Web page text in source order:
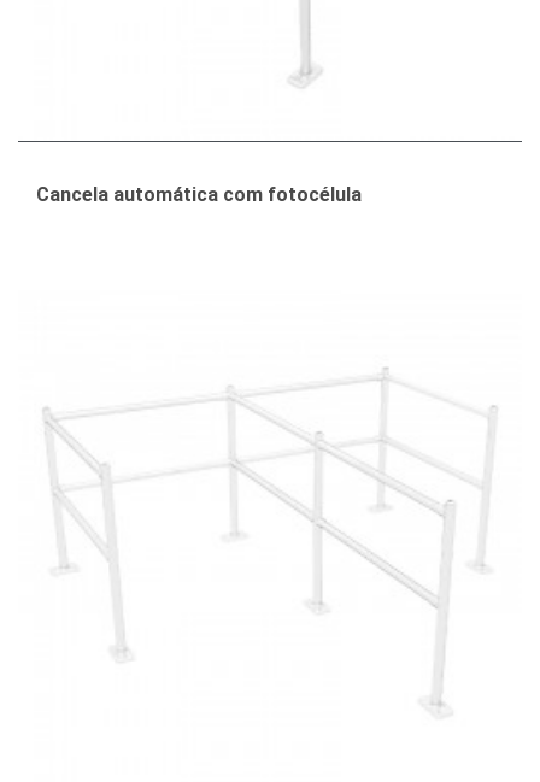
Cancela automática com fotocélula